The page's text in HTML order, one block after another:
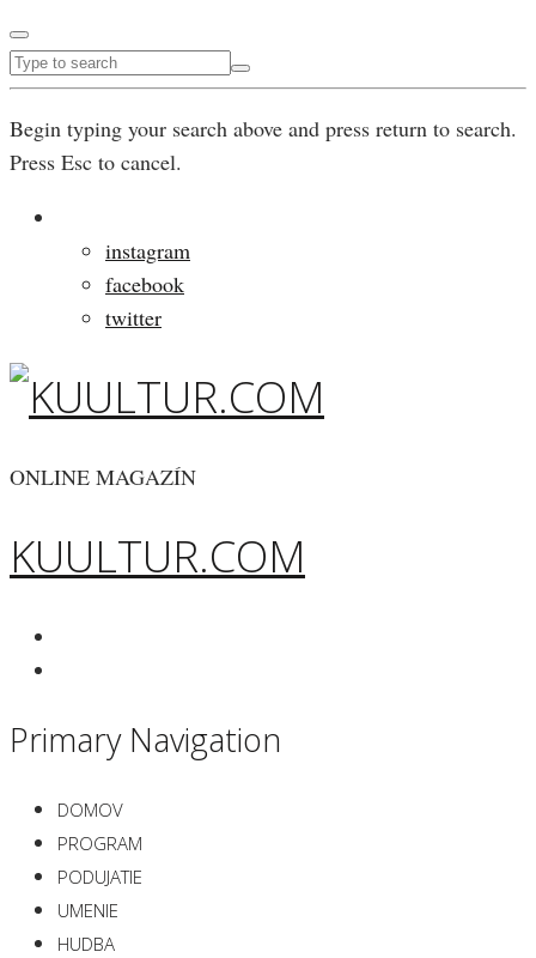
Begin typing your search above and press return to search.
Press Esc to cancel.
instagram
facebook
twitter
ONLINE MAGAZÍN
KUULTUR.COM
Primary Navigation
DOMOV
PROGRAM
PODUJATIE
UMENIE
HUDBA